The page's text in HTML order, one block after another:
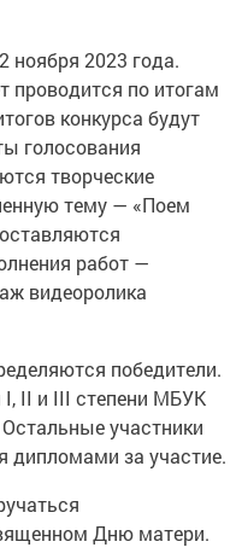
ноября 2023 года.
проводится по итогам
конкурса будут
голосования
творческие
тему — «Поем
работ —
видеоролика
победители.
II и III степени МБУК
участники
дипломами за участие.
Дню матери.